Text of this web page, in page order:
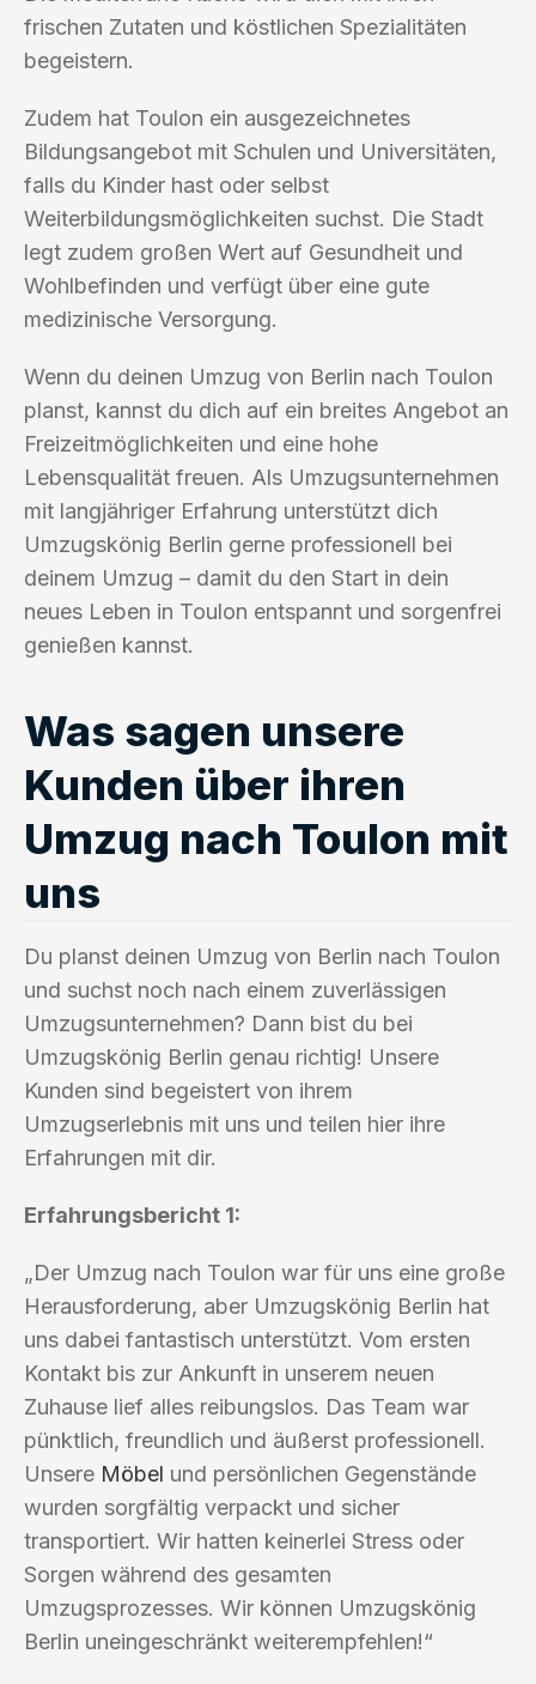
frischen Zutaten und köstlichen Spezialitäten
begeistern.
Zudem hat Toulon ein ausgezeichnetes
Bildungsangebot mit Schulen und Universitäten,
falls du Kinder hast oder selbst
Weiterbildungsmöglichkeiten suchst. Die Stadt
legt zudem großen Wert auf Gesundheit und
Wohlbefinden und verfügt über eine gute
medizinische Versorgung.
Wenn du deinen Umzug von Berlin nach Toulon
planst, kannst du dich auf ein breites Angebot an
Freizeitmöglichkeiten und eine hohe
Lebensqualität freuen. Als Umzugsunternehmen
mit langjähriger Erfahrung unterstützt dich
Umzugskönig Berlin gerne professionell bei
deinem Umzug – damit du den Start in dein
neues Leben in Toulon entspannt und sorgenfrei
genießen kannst.
Was sagen unsere
Kunden über ihren
Umzug nach Toulon mit
uns
Du planst deinen Umzug von Berlin nach Toulon
und suchst noch nach einem zuverlässigen
Umzugsunternehmen? Dann bist du bei
Umzugskönig Berlin genau richtig! Unsere
Kunden sind begeistert von ihrem
Umzugserlebnis mit uns und teilen hier ihre
Erfahrungen mit dir.
Erfahrungsbericht 1:
„Der Umzug nach Toulon war für uns eine große
Herausforderung, aber Umzugskönig Berlin hat
uns dabei fantastisch unterstützt. Vom ersten
Kontakt bis zur Ankunft in unserem neuen
Zuhause lief alles reibungslos. Das Team war
pünktlich, freundlich und äußerst professionell.
Unsere Möbel und persönlichen Gegenstände
wurden sorgfältig verpackt und sicher
transportiert. Wir hatten keinerlei Stress oder
Sorgen während des gesamten
Umzugsprozesses. Wir können Umzugskönig
Berlin uneingeschränkt weiterempfehlen!“